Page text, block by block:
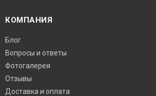
КОМПАНИЯ
Блог
Вопросы и ответы
Фотогалерея
Отзывы
Доставка и оплата